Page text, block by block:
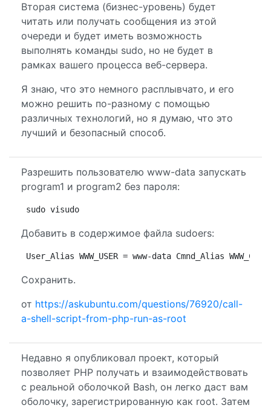
Вторая система (бизнес-уровень) будет
читать или получать сообщения из этой
очереди и будет иметь возможность
выполнять команды sudo, но не будет в
рамках вашего процесса веб-сервера.
Я знаю, что это немного расплывчато, и его
можно решить по-разному с помощью
различных технологий, но я думаю, что это
лучший и безопасный способ.
Разрешить пользователю www-data запускать
program1 и program2 без пароля:
sudo visudo
Добавить в содержимое файла sudoers:
User_Alias WWW_USER = www-data Cmnd_Alias
Сохранить.
от https://askubuntu.com/questions/76920/call-
a-shell-script-from-php-run-as-root
Недавно я опубликовал проект, который
позволяет PHP получать и взаимодействовать
с реальной оболочкой Bash, он легко даст вам
оболочку, зарегистрированную как root. Затем